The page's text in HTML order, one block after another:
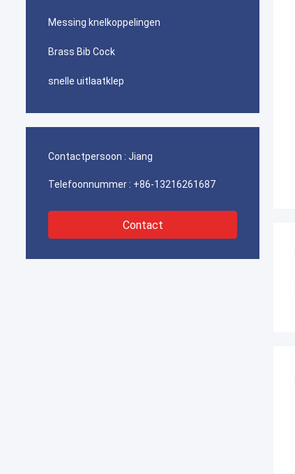
Messing knelkoppelingen
Brass Bib Cock
snelle uitlaatklep
Contactpersoon : Jiang
Telefoonnummer : +86-13216261687
Contact